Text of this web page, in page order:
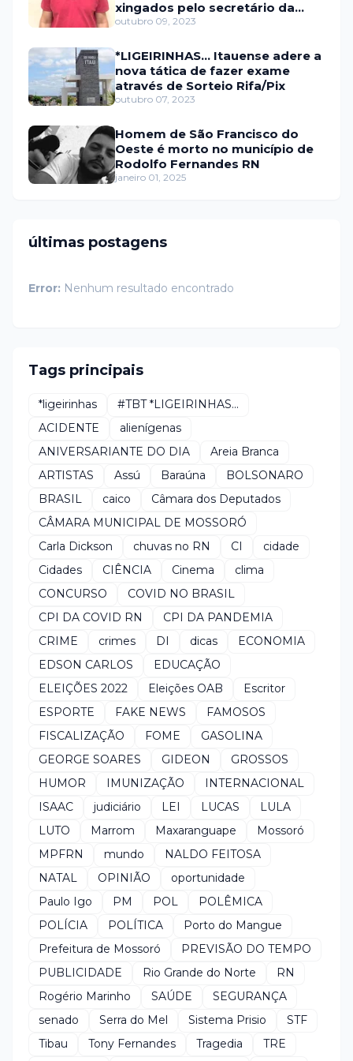
xingados pelo secretário da
prefeitura de Itaú
outubro 09, 2023
*LIGEIRINHAS... Itauense adere a
nova tática de fazer exame
através de Sorteio Rifa/Pix
outubro 07, 2023
Homem de São Francisco do
Oeste é morto no município de
Rodolfo Fernandes RN
janeiro 01, 2025
últimas postagens
Error: Nenhum resultado encontrado
Tags principais
*ligeirinhas
#TBT *LIGEIRINHAS...
ACIDENTE
alienígenas
ANIVERSARIANTE DO DIA
Areia Branca
ARTISTAS
Assú Baraúna
BOLSONARO
BRASIL
caico
Câmara dos Deputados
CÂMARA MUNICIPAL DE MOSSORÓ
Carla Dickson
chuvas no RN CI
cidade
Cidades
CIÊNCIA Cinema
clima
CONCURSO
COVID NO BRASIL
CPI DA COVID RN
CPI DA PANDEMIA
CRIME
crimes DI dicas
ECONOMIA
EDSON CARLOS
EDUCAÇÃO
ELEIÇÕES 2022
Eleições OAB
Escritor
ESPORTE
FAKE NEWS
FAMOSOS
FISCALIZAÇÃO
FOME
GASOLINA
GEORGE SOARES
GIDEON
GROSSOS
HUMOR
IMUNIZAÇÃO
INTERNACIONAL
ISAAC
judiciário LEI LUCAS
LULA
LUTO
Marrom Maxaranguape
Mossoró
MPFRN
mundo
NALDO FEITOSA
NATAL
OPINIÃO
oportunidade
Paulo Igo
PM POL
POLÊMICA
POLÍCIA
POLÍTICA
Porto do Mangue
Prefeitura de Mossoró
PREVISÃO DO TEMPO
PUBLICIDADE
Rio Grande do Norte
RN
Rogério Marinho
SAÚDE
SEGURANÇA
senado
Serra do Mel Sistema Prisio
STF
Tibau
Tony Fernandes Tragedia
TRE